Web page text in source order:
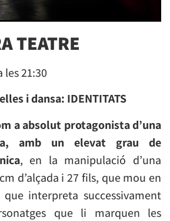
TEATRE
les 21:30
i dansa: IDENTITATS
a absolut protagonista d’una
amb un elevat grau de
, en la manipulació d’una
d’alçada i 27 fils, que mou en
que interpreta successivament
que li marquen les